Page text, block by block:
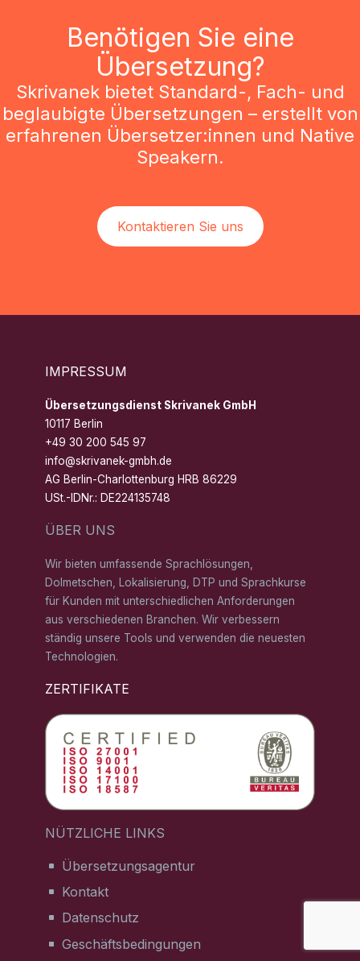
Benötigen Sie eine
Übersetzung?
Skrivanek bietet Standard-, Fach- und
beglaubigte Übersetzungen – erstellt von
erfahrenen Übersetzer:innen und Native
Speakern.
Kontaktieren Sie uns
IMPRESSUM
Übersetzungsdienst Skrivanek GmbH
10117 Berlin
+49 30 200 545 97
info@skrivanek-gmbh.de
AG Berlin-Charlottenburg HRB 86229
USt.-IDNr.: DE224135748
ÜBER UNS
Wir bieten umfassende Sprachlösungen,
Dolmetschen, Lokalisierung, DTP und Sprachkurse
für Kunden mit unterschiedlichen Anforderungen
aus verschiedenen Branchen. Wir verbessern
ständig unsere Tools und verwenden die neuesten
Technologien.
ZERTIFIKATE
NÜTZLICHE LINKS
Übersetzungsagentur
Kontakt
Datenschutz
Geschäftsbedingungen